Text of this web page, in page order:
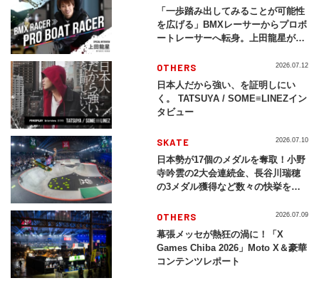
「一歩踏み出してみることが可能性
を広げる」BMXレーサーからプロボ
ートレーサーへ転身。上田龍星が体
OTHERS
日本人だから強い、を証明しにい
く。 TATSUYA / SOME≡LINEZイン
タビュー
2026.07.12
SKATE
日本勢が17個のメダルを奪取！小野
寺吟雲の2大会連続金、長谷川瑞穂
の3メダル獲得など数々の快挙をプ
2026」
2026.07.10
OTHERS
幕張メッセが熱狂の渦に！「X
Games Chiba 2026」Moto X＆豪華
コンテンツレポート
2026.07.09